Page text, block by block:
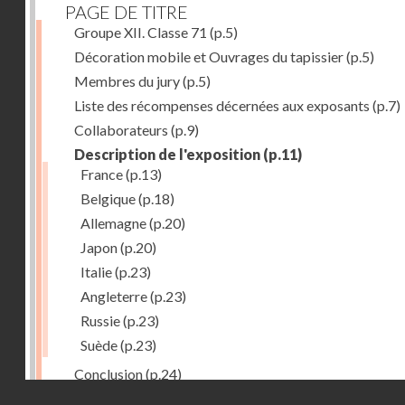
PAGE DE TITRE
Groupe XII. Classe 71 (p.5)
Décoration mobile et Ouvrages du tapissier(p.5)
Membres du jury(p.5)
Liste des récompenses décernées aux exposants (p.7)
Collaborateurs (p.9)
Description de l'exposition (p.11)
France(p.13)
Belgique(p.18)
Allemagne(p.20)
Japon(p.20)
Italie(p.23)
Angleterre(p.23)
Russie(p.23)
Suède(p.23)
Conclusion(p.24)